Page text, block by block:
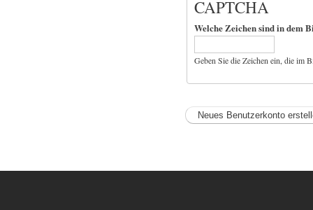
Welche Zeichen sind in dem
Geben Sie die Zeichen ein, die im